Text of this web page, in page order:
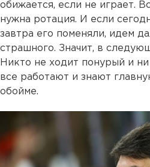
обижается, если не играет.
нужна ротация. И если
завтра его поменяли, идем
страшного. Значит, в
Никто не ходит понурый и ни
все работают и знают
обойме.